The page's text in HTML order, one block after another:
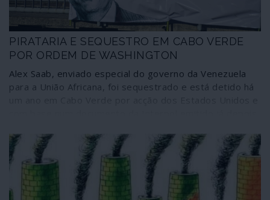
PIRATARIA E SEQUESTRO EM CABO VERDE
POR ORDEM DE WASHINGTON
Alex Saab, enviado especial do governo da Venezuela
para a União Africana, foi sequestrado e está detido há
sequestro, mantido à mão armada por um navio de
guerra norte-americano ancorado ao largo das costas
cabo-verdianas, não incomoda as sensíveis carpideiras
sobre “direitos humanos”, tão prontas a dar sinais
quando as violações são de outros azimutes.